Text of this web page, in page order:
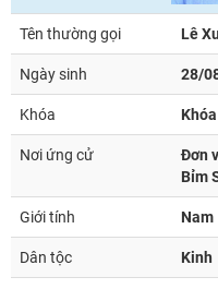
Tên thường gọi Lê
Ngày sinh 28/
Khóa
Nơi ứng cử
Đơn
Bỉm
Giới tính Nam
Dân tộc Kinh